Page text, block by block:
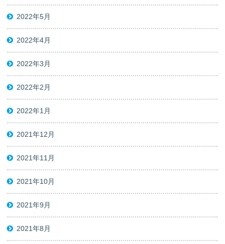
2022年5月
2022年4月
2022年3月
2022年2月
2022年1月
2021年12月
2021年11月
2021年10月
2021年9月
2021年8月